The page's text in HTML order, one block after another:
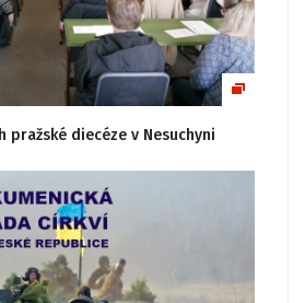
pražské diecéze v Nesuchyni